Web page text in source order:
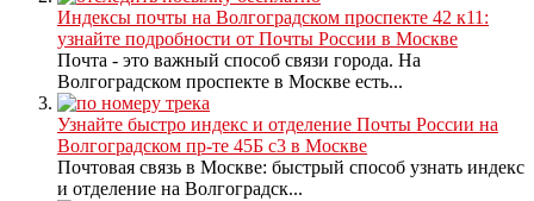
Индексы почты на Волгоградском проспекте 42 к11:
узнайте подробности от Почты России в Москве
Почта - это важный способ связи города. На
Волгоградском проспекте в Москве есть...
Узнайте быстро индекс и отделение Почты России на
Волгоградском пр-те 45Б с3 в Москве
Почтовая связь в Москве: быстрый способ узнать индекс
и отделение на Волгоградск...